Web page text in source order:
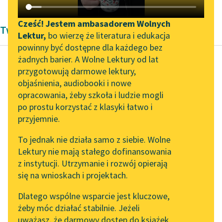
Katalog DAISY
Podkasty o książkach
Zgłoś brak utworu
Aktualności
„Prokurator Alicja Horn”
do słuchania
Byliśmy częścią AI Impact
Lab
online z tłumaczkami
literatury skandynawskiej
Spotkanie z Katarzyną
Tunkiel w Oslo
102. lata temu zmarł
Joseph Conrad
Narzędzia
Mapa Wolnych Lektur
Leśmianator
Przewodnik dla piszących i
API
OAI-PMH
Widget Wolnych Lektur
Przypisy
Cześć! Jestem ambasadorem Wolnych
Lektur, bo wierzę że literatura i edukacja
powinny być dostępne dla każdego bez
żadnych barier. A Wolne Lektury od lat
przygotowują darmowe lektury,
objaśnienia, audiobooki i nowe
opracowania, żeby szkoła i ludzie mogli
po prostu korzystać z klasyki łatwo i
przyjemnie.
To jednak nie działa samo z siebie. Wolne
Lektury nie mają stałego dofinansowania
z instytucji. Utrzymanie i rozwój opierają
się na wnioskach i projektach.
Dlatego wspólne wsparcie jest kluczowe,
żeby móc działać stabilnie. Jeżeli
Twórczość Eleanor H. Porter
Eleanor H. Porter
Pollyanna dorasta
pieniądze.
— Ach, dziecko,
dziecko, nie sądziłam,
że kiedyś w życiu...
Czytaj więcej